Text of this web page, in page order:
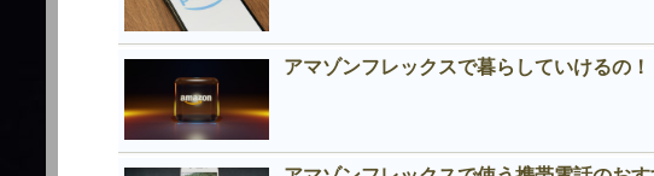
アマゾンフレックスで暮らしていけるの